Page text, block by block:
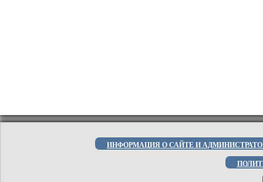
ИНФОРМАЦИЯ О САЙТЕ И